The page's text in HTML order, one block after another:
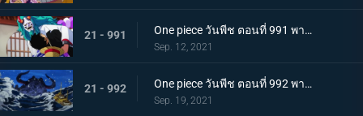
21 - 991 One piece วันพีช ตอนที่ 991 พากย์ไทย เป็นศัตรูหรือเป็นมิตร? ลูฟี่กับยามาโตะ
Sep. 12, 2021
21 - 992 One piece วันพีช ตอนที่ 992 พากย์ไทย อยากจะเป็นโอเด้ง ความรู้สึกของยามาโตะ
Sep. 19, 2021